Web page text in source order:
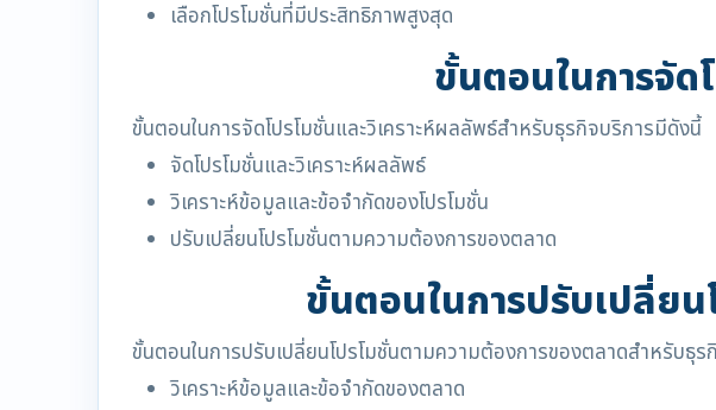
เลือกโปรโมชั่นที่มีประสิทธิภาพสูงสุด
ขั้นตอนในการจัด
ขั้นตอนในการจัดโปรโมชั่นและวิเคราะห์ผลลัพธ์สำหรับธุรกิจบริการมีดังนี้
จัดโปรโมชั่นและวิเคราะห์ผลลัพธ์
วิเคราะห์ข้อมูลและข้อจำกัดของโปรโมชั่น
ปรับเปลี่ยนโปรโมชั่นตามความต้องการของตลาด
ขั้นตอนในการปรับเปลี่ย
ขั้นตอนในการปรับเปลี่ยนโปรโมชั่นตามความต้องการของตลาดสำหรับธุ
วิเคราะห์ข้อมูลและข้อจำกัดของตลาด